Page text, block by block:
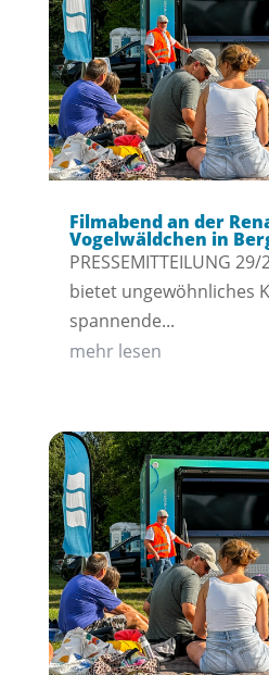
Filmabend an der
Vogelwäldchen in
PRESSEMITTEILUNG
bietet ungewöhnliches
spannende...
mehr lesen